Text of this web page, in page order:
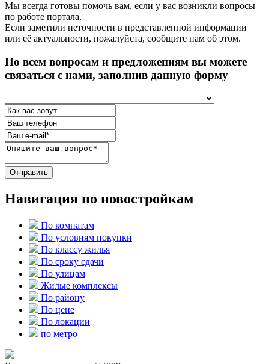
Мы всегда готовы помочь вам, если у вас возникли вопросы
по работе портала.
Если заметили неточности в представленной информации
или её актуальности, пожалуйста, сообщите нам об этом.
По всем вопросам и предложениям вы можете
связаться с нами, заполнив данную форму
Отправить
Навигация по новостройкам
По комнатам
По условиям покупки
По классу жилья
По сроку сдачи
По улицам
Жилые комплексы
По району
По цене
По локации
по метро